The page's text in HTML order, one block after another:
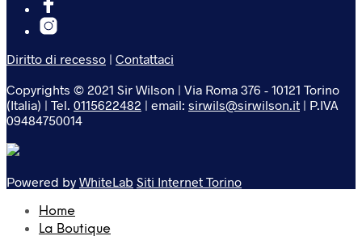
Diritto di recesso | Contattaci
Copyrights © 2021 Sir Wilson | Via Roma 376 - 10121 Torino
(Italia) | Tel. 0115622482 | email: sirwils@sirwilson.it | P.IVA
09484750014
Powered by WhiteLab Siti Internet Torino
Home
La Boutique